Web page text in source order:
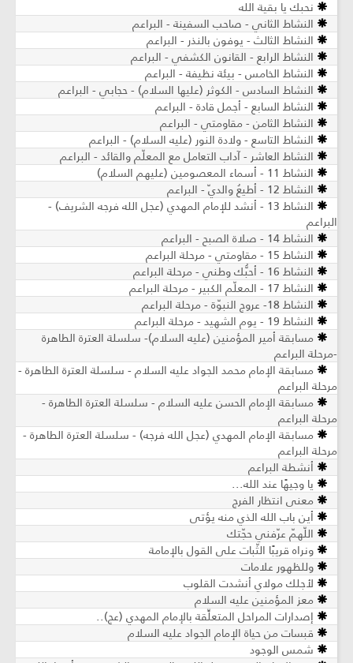
نحبك يا بقية الله
النشاط الثاني - صاحب السفينة - البراعم
النشاط الثالث - يوفون بالنذر - البراعم
النشاط الرابع - القانون الكشفي - البراعم
النشاط الخامس - بيئة نظيفة - البراعم
النشاط السادس - الكوثر (عليها السلام) - حجابي - البراعم
النشاط السابع - أجمل قادة - البراعم
النشاط الثامن - مقاومتي - البراعم
النشاط التاسع - ولادة النور (عليه السلام) - البراعم
النشاط العاشر - آداب التعامل مع المعلّم والقائد - البراعم
النشاط 11 - أسماء المعصومين (عليهم السلام)
النشاط 12 - أطيعُ والديّ - البراعم
النشاط 13 - أنشد للإمام المهدي (عجل الله فرجه الشريف) -
البراعم
النشاط 14 - صلاة الصبح - البراعم
النشاط 15 - مقاومتي - مرحلة البراعم
النشاط 16 - أحبُّك وطني - مرحلة البراعم
النشاط 17 - المعلّم الكبير - مرحلة البراعم
النشاط 18- عروج النبوّة - مرحلة البراعم
النشاط 19 - يوم الشهيد - مرحلة البراعم
مسابقة أمير المؤمنين (عليه السلام)- سلسلة العترة الطاهرة
-مرحلة البراعم
مسابقة الإمام محمد الجواد عليه السلام - سلسلة العترة الطاهرة -
مرحلة البراعم
مسابقة الإمام الحسن عليه السلام - سلسلة العترة الطاهرة -
مرحلة البراعم
مسابقة الإمام المهدي (عجل الله فرجه) - سلسلة العترة الطاهرة -
مرحلة البراعم
أنشطة البراعم
يا وجيهًا عند الله...
معنى انتظار الفرج
أين باب الله الذي منه يؤتى
اللّهمّ عرّفني حجّتك
ونراه قريبًا الثّبات على القول بالإمامة
وللظهور علامات
لأجلك مولاي أنشدت القلوب
معز المؤمنين عليه السلام
إصدارات المراحل المتعلِّقة بالإمام المهدي (عج)..
قبسات من حياة الإمام الجواد عليه السلام
شمس الوجود